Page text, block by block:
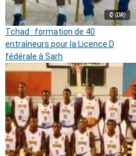
© (DR)
Tchad : formation de 40
entraîneurs pour la Licence D
fédérale à Sarh